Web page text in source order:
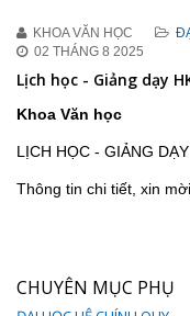
KHOA VĂN HỌC
02 THÁNG 8 2025
Lịch học - Giảng dạy
Khoa Văn học
LỊCH HỌC - GIẢNG
Thông tin chi tiết, xin
CHUYÊN MỤC PHỤ